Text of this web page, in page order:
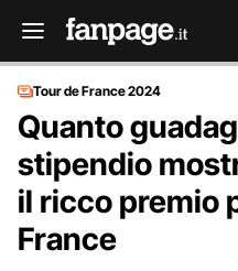
Tour de France 2024
Quanto
stipendio
il ricco premio
France